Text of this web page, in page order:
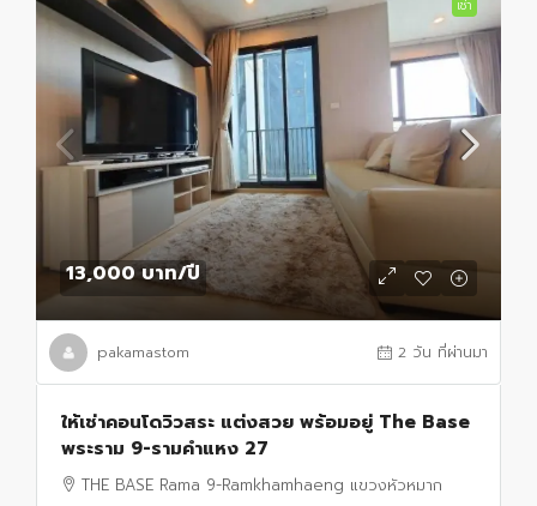
เช่า
13,000 บาท/ปี
pakamastom 2 วัน ที่ผ่านมา
ให้เช่าคอนโดวิวสระ แต่งสวย พร้อมอยู่ The Base
พระราม 9-รามคำแหง 27
THE BASE Rama 9-Ramkhamhaeng แขวงหัวหมาก